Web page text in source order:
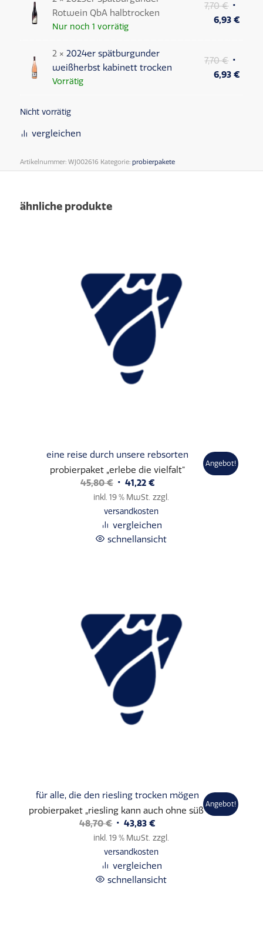
Rotwein QbA halbtrocken
Nur noch 1 vorrätig
7,70€
6,93€
2 × 2024er spätburgunder
weißherbst kabinett trocken
Vorrätig
7,70€
6,93€
Nicht vorrätig
vergleichen
Artikelnummer: WJ002616 Kategorie: probierpakete
ähnliche produkte
eine reise durch unsere rebsorten
probierpaket „erlebe die vielfalt“
45,80€ Ursprünglicher
Preis
war:
45,80 €
41,22 €Aktueller
Preis
ist:
41,22 €.
Angebot!
inkl. 19 % MwSt. zzgl.
versandkosten
vergleichen
schnellansicht
für alle, die den riesling trocken mögen
probierpaket „riesling kann auch ohne süß“
48,70€ Ursprünglicher
Preis
war:
48,70 €
43,83€
Preis
ist:
43,83 €.
Angebot!
inkl. 19 % MwSt. zzgl.
versandkosten
vergleichen
schnellansicht